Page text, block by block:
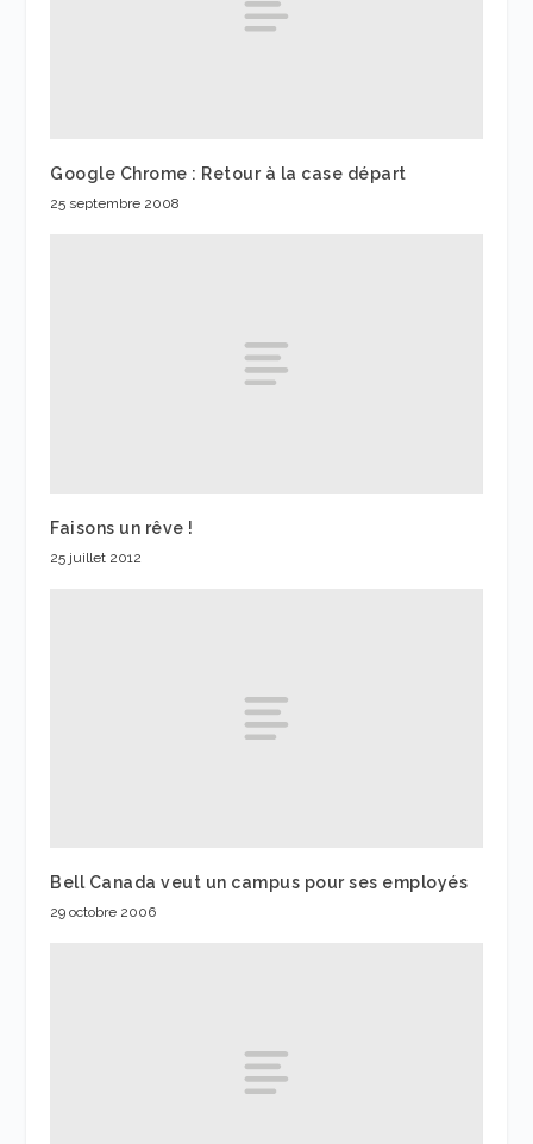
Google Chrome : Retour à la case départ
25 septembre 2008
Faisons un rêve !
25 juillet 2012
Bell Canada veut un campus pour ses employés
29 octobre 2006